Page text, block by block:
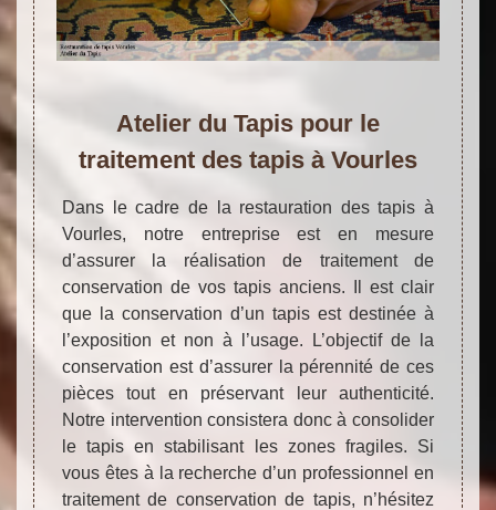
Atelier du Tapis pour le
traitement des tapis à Vourles
Dans le cadre de la restauration des tapis à
Vourles, notre entreprise est en mesure
d’assurer la réalisation de traitement de
conservation de vos tapis anciens. Il est clair
que la conservation d’un tapis est destinée à
l’exposition et non à l’usage. L’objectif de la
conservation est d’assurer la pérennité de ces
pièces tout en préservant leur authenticité.
Notre intervention consistera donc à consolider
le tapis en stabilisant les zones fragiles. Si
vous êtes à la recherche d’un professionnel en
traitement de conservation de tapis, n’hésitez